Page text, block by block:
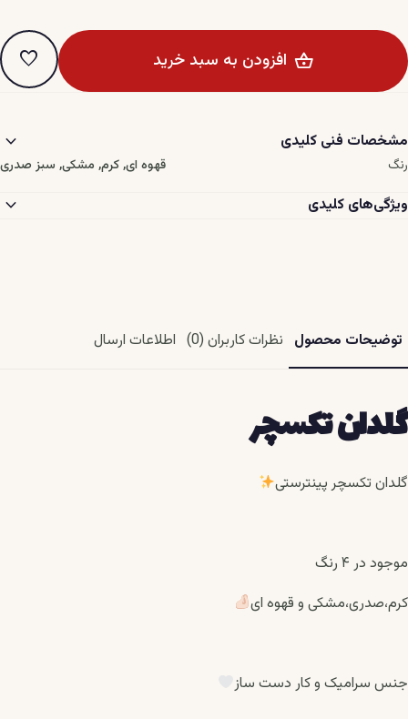
افزودن به سبد خرید favorite
مشخصات فنی کلیدی expand_more
رنگ قهوه ای, کرم, مشکی, سبز صدری
ویژگی‌های کلیدی expand_more
توضیحات محصول نظرات کاربران (0) اطلاعات ارسال
گلدان تکسچر
گلدان تکسچر پینترستی
موجود در ۴ رنگ
کرم،صدری،مشکی و قهوه ای
جنس سرامیک و کار دست ساز